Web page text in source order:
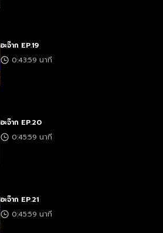
อะจ๊าก EP.19
0:43:59 นาที
อะจ๊าก EP.20
0:45:59 นาที
อะจ๊าก EP.21
0:45:59 นาที